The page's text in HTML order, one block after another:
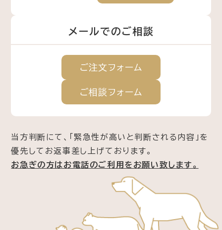
メールでのご相談
ご注文フォーム
ご相談フォーム
当方判断にて、「緊急性が高いと判断される内容」を
優先してお返事差し上げております。
お急ぎの方はお電話のご利用をお願い致します。